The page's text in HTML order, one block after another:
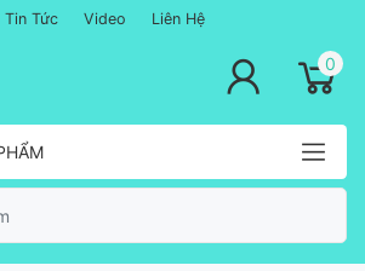
Tin Tức Video Liên Hệ
0